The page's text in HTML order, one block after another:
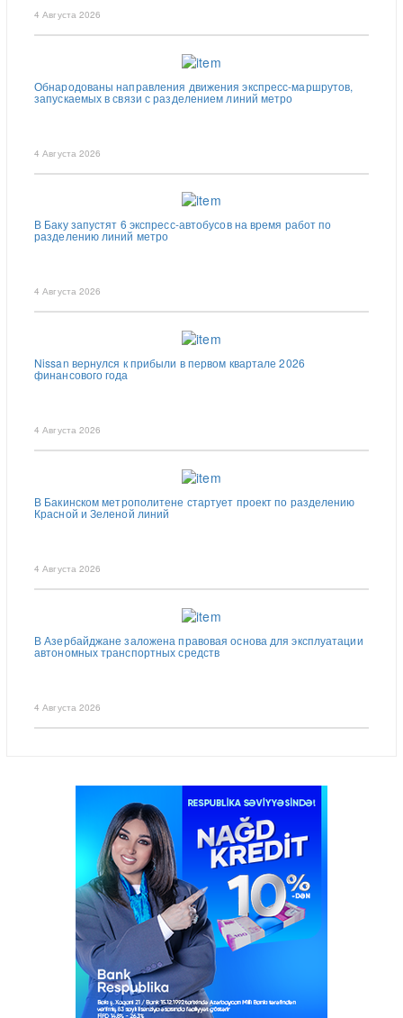
4 Августа 2026
Обнародованы направления движения экспресс-маршрутов,
запускаемых в связи с разделением линий метро
4 Августа 2026
В Баку запустят 6 экспресс-автобусов на время работ по
разделению линий метро
4 Августа 2026
Nissan вернулся к прибыли в первом квартале 2026
финансового года
4 Августа 2026
В Бакинском метрополитене стартует проект по разделению
Красной и Зеленой линий
4 Августа 2026
В Азербайджане заложена правовая основа для эксплуатации
автономных транспортных средств
4 Августа 2026